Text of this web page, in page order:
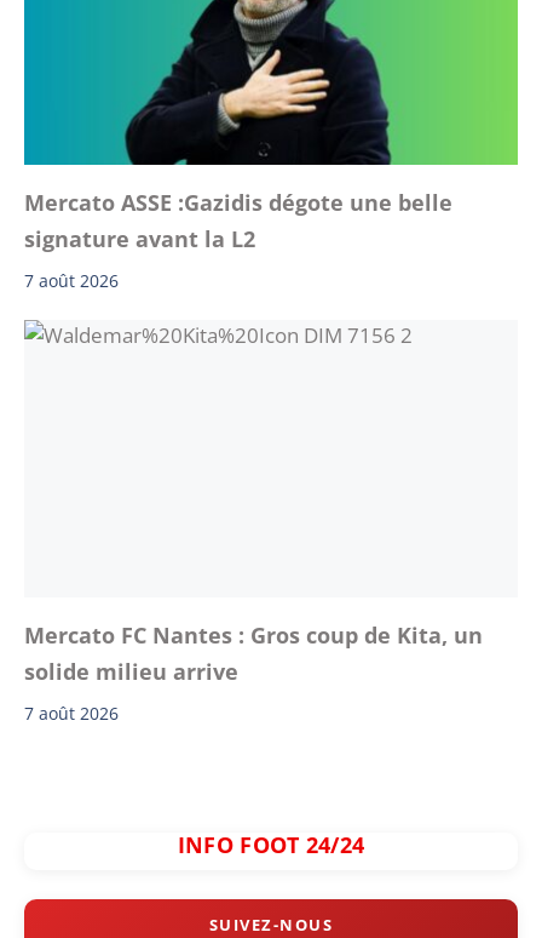
Mercato ASSE :Gazidis dégote une belle
signature avant la L2
7 août 2026
Mercato FC Nantes : Gros coup de Kita, un
solide milieu arrive
7 août 2026
INFO FOOT 24/24